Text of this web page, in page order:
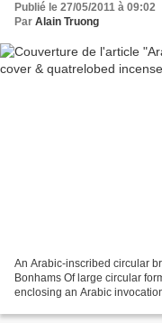
Publié le 27/05/2011 à 09:02
Par Alain Truong
An Arabic-inscribed circular
Bonhams Of large circular
enclosing an Arabic